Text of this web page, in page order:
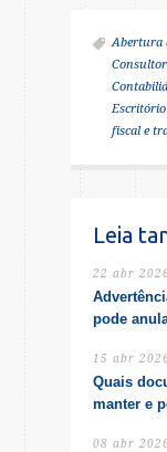
Abertura
Escritório
fiscal e
Leia
22 abr
pode
15 abr
Quais
manter e
08 abr